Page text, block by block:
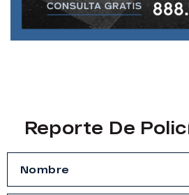
Reporte De